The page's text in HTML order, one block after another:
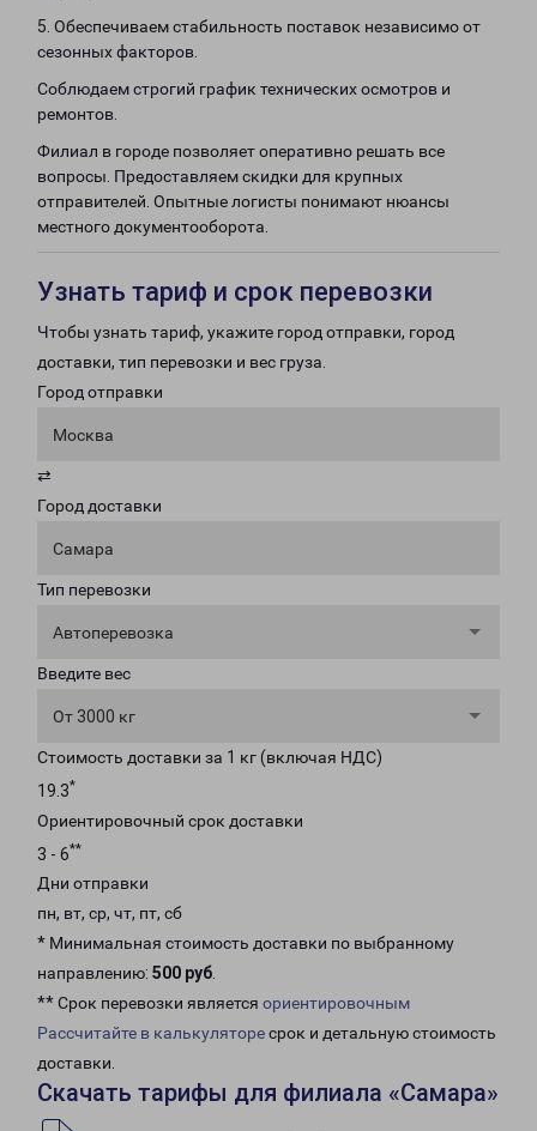
5. Обеспечиваем стабильность поставок независимо от
сезонных факторов.
Соблюдаем строгий график технических осмотров и
ремонтов.
Филиал в городе позволяет оперативно решать все
вопросы. Предоставляем скидки для крупных
отправителей. Опытные логисты понимают нюансы
местного документооборота.
Узнать тариф и срок перевозки
Чтобы узнать тариф, укажите город отправки, город
доставки, тип перевозки и вес груза.
Город отправки
Москва
⇄
Город доставки
Самара
Тип перевозки
Автоперевозка
Введите вес
От 3000 кг
Стоимость доставки за 1 кг (включая НДС)
19.3*
Ориентировочный срок доставки
3 - 6**
Дни отправки
пн, вт, ср, чт, пт, сб
* Минимальная стоимость доставки по выбранному
направлению: 500 руб.
** Срок перевозки является ориентировочным
Рассчитайте в калькуляторесрок и детальную стоимость
доставки.
Скачать тарифы для филиала «Самара»